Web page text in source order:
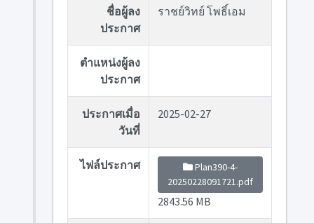
ชื่อผู้ลง
ประกาศ
ราชย์วิทย์ โพธิ์เอม
ตำแหน่งผู้ลง
ประกาศ
ประกาศเมื่อ
วันที่
2025-02-27
ไฟล์ประกาศ
Plan390-4-
20250228091721.pdf
2843.56 MB